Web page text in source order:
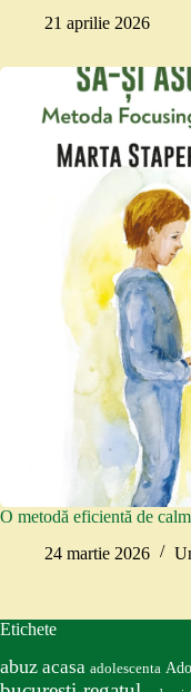
21 aprilie 2026
O metodă eficientă de
24 martie 2026
Etichete
abuz acasa adolescenta